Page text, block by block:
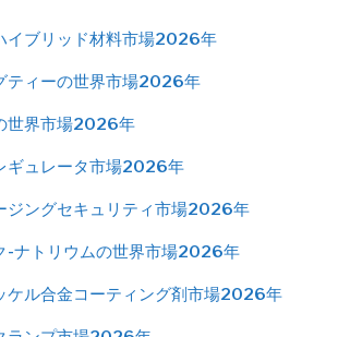
イブリッド材料市場2026年
ティーの世界市場2026年
世界市場2026年
ギュレータ市場2026年
ジングセキュリティ市場2026年
-ナトリウムの世界市場2026年
ケル合金コーティング剤市場2026年